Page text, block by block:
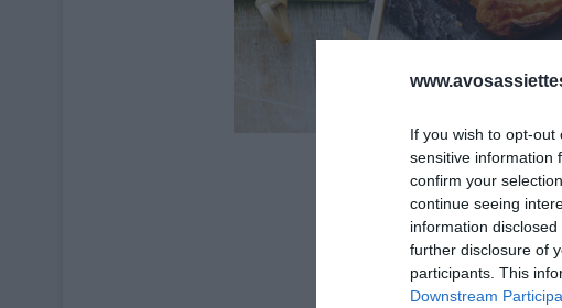
If you wish to opt-
sensitive information
confirm your
continue seeing
information
further disclosure of
participants. This
Downstream